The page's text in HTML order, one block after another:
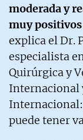
moderada y
muy positivos
explica el Dr.
especialista
Quirúrgica y
Internacional
puede tener